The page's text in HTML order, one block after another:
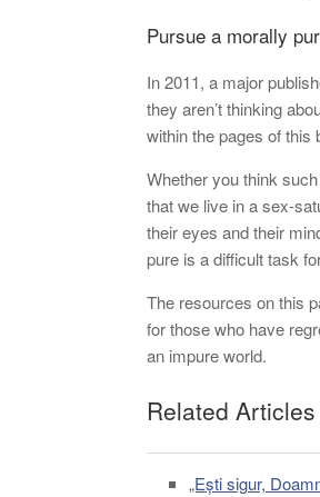
Pursue a morally
In 2011, a major
they aren’t thinking
within the pages of this
Whether you think
that we live in a sex-
their eyes and their
pure is a difficult task
The resources on this
for those who have
an impure world.
Related Articles
„Ești sigur,